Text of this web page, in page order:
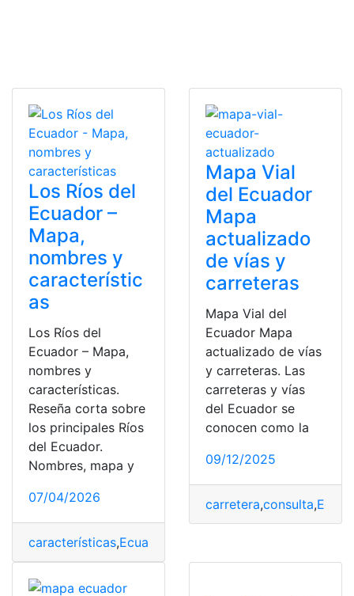
Los Ríos del
Ecuador –
Mapa,
nombres y
característic
as
Los Ríos del
Ecuador – Mapa,
nombres y
características.
Reseña corta sobre
los principales Ríos
del Ecuador.
Nombres, mapa y
07/04/2026
características,Ecuador
Mapa Vial
del Ecuador
Mapa
actualizado
de vías y
carreteras
Mapa Vial del
Ecuador Mapa
actualizado de vías
y carreteras. Las
carreteras y vías
del Ecuador se
conocen como la
09/12/2025
carretera,consulta,